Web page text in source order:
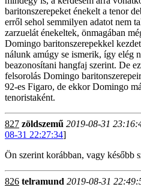
baritonszerepeket énekelt a tenor
erről sehol semmilyen adatot nem
zarzuelát énekeltek, önmagában
Domingo baritonszerepekkel
nálunk amúgy se ismerik, így elég
beazonosítani hangfaj szerint. De
felsorolás Domingo
92-es Figaro, de ekkor Domingo
tenoristaként.
827 zöldszemű 2019-08-31
08-31 22:27:34]
Ön szerint korábban, vagy később
826 telramund 2019-08-31